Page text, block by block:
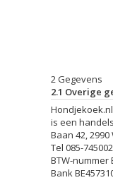
2 Gegevens
2.1 Overige
Hondjekoek.nl
is een
Baan 42,
Tel 085-
BTW-nummer
Bank